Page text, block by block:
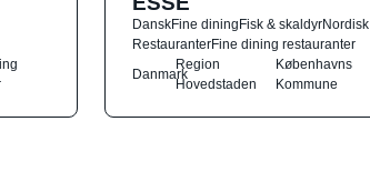
DanskFine diningFisk & skaldyrNordisk
RestauranterFine dining restauranter
Danmark
Region
Hovedstaden
Københavns
Kommune